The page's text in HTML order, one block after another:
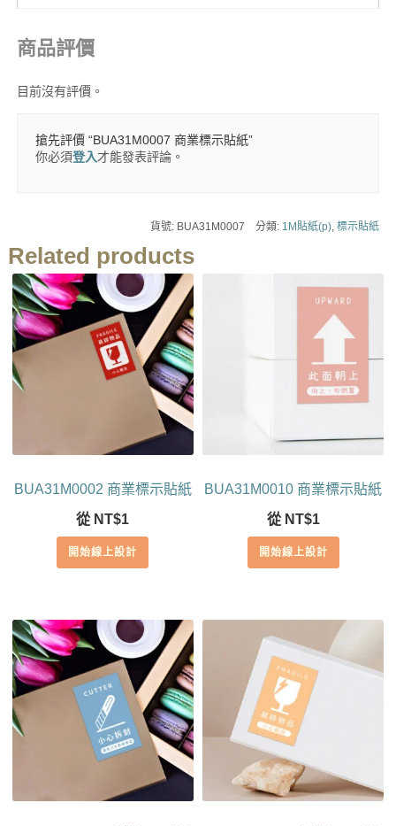
商品評價
目前沒有評價。
搶先評價 “BUA31M0007 商業標示貼紙”
你必須登入才能發表評論。
貨號: BUA31M0007 分類: 1M貼紙(p) ,標示貼紙
Related products
BUA31M0002 商業標示貼紙
從 NT$1
開始線上設計
BUA31M0010 商業標示貼紙
從 NT$1
開始線上設計